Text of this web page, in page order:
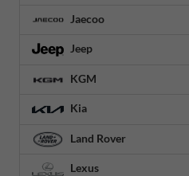
Jaecoo
Jeep
KGM
Kia
Land Rover
Lexus